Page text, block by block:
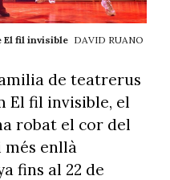
El fil invisible DAVID RUANO
de teatrerus
El fil invisible, el
robat el cor del
enllà
fins al 22 de